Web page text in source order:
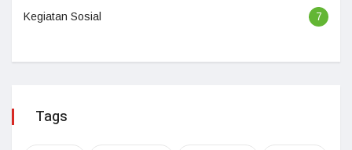
Kegiatan Sosial 7
Tags